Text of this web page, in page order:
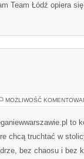
Team Łódź opiera
MOŻLIWOŚĆ
to
chcą truchtać w
bez chaosu i bez